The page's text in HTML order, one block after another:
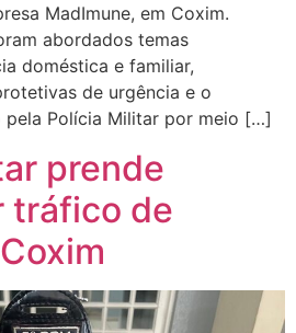
MadImune, em Coxim.
abordados temas
doméstica e familiar,
de urgência e o
Polícia Militar por meio […]
prende
tráfico de